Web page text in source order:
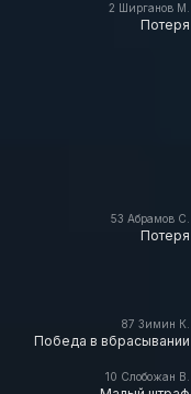
2 Ширганов М.
Потеря
53 Абрамов С.
Потеря
87 Зимин К.
Победа в вбрасывании
10 Слобожан В.